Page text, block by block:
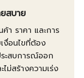
สบาย
า ราคา และการ
งื่อนไขที่ต้อง
ะสบการณ์ออก
ม่สร้างความเร่ง